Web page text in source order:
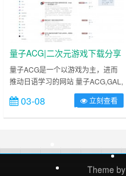
量子ACG|二次元游戏下载分享
网站
量子ACG是一个以游戏为主，进而
推动日语学习的网站 量子ACG,GAL,
恋爱游戏,galgame,黄油,krkr,
lzacg.us, lzacg.one, lzacg.top ……
03-08 立刻查看
Theme by